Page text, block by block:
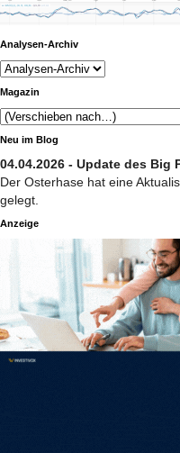
Analysen-Archiv
Magazin
Neu im Blog
04.04.2026 - Update des Big
Der Osterhase hat eine
gelegt.
Anzeige